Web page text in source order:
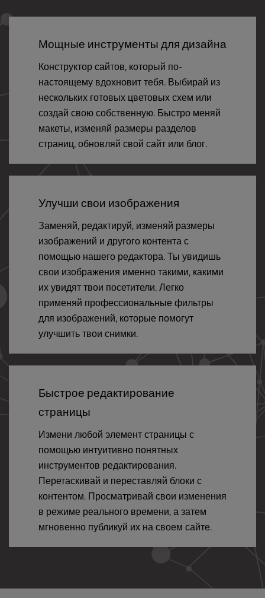
Мощные инструменты для дизайна
Конструктор сайтов, который по-
настоящему вдохновит тебя. Выбирай из
нескольких готовых цветовых схем или
создай свою собственную. Быстро меняй
макеты, изменяй размеры разделов
страниц, обновляй свой сайт или блог.
Улучши свои изображения
Заменяй, редактируй, изменяй размеры
изображений и другого контента с
помощью нашего редактора. Ты увидишь
свои изображения именно такими, какими
их увидят твои посетители. Легко
применяй профессиональные фильтры
для изображений, которые помогут
улучшить твои снимки.
Быстрое редактирование
страницы
Измени любой элемент страницы с
помощью интуитивно понятных
инструментов редактирования.
Перетаскивай и переставляй блоки с
контентом. Просматривай свои изменения
в режиме реального времени, а затем
мгновенно публикуй их на своем сайте.